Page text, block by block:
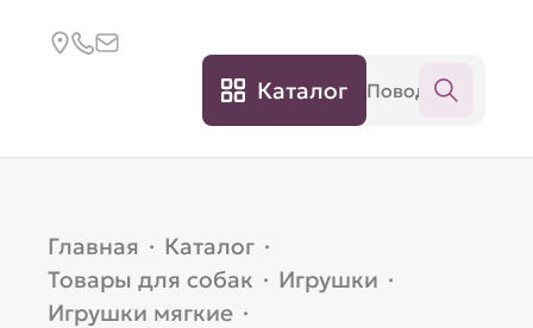
Каталог
Главная · Каталог ·
Товары для собак · Игрушки ·
Игрушки мягкие ·